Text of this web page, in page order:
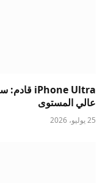
عالي المستوى
25 يوليو، 2026